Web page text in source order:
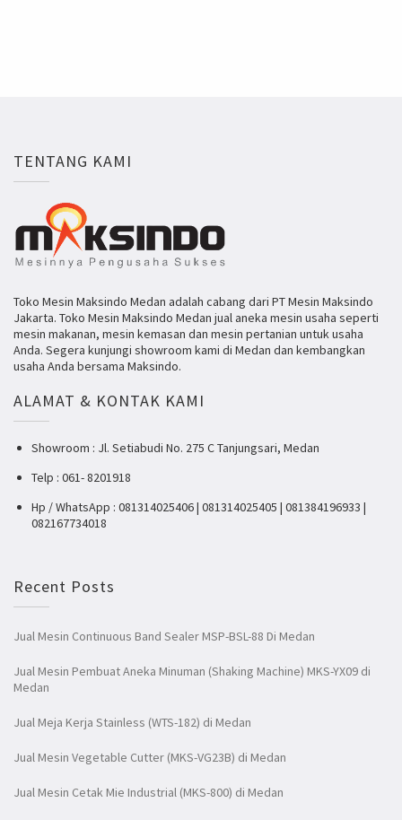
TENTANG KAMI
Toko Mesin Maksindo Medan adalah cabang dari PT Mesin Maksindo
Jakarta. Toko Mesin Maksindo Medan jual aneka mesin usaha seperti
mesin makanan, mesin kemasan dan mesin pertanian untuk usaha
Anda. Segera kunjungi showroom kami di Medan dan kembangkan
usaha Anda bersama Maksindo.
ALAMAT & KONTAK KAMI
Showroom : Jl. Setiabudi No. 275 C Tanjungsari, Medan
Telp : 061- 8201918
Hp / WhatsApp : 081314025406 | 081314025405 | 081384196933 |
082167734018
Recent Posts
Jual Mesin Continuous Band Sealer MSP-BSL-88 Di Medan
Jual Mesin Pembuat Aneka Minuman (Shaking Machine) MKS-YX09 di
Medan
Jual Meja Kerja Stainless (WTS-182) di Medan
Jual Mesin Vegetable Cutter (MKS-VG23B) di Medan
Jual Mesin Cetak Mie Industrial (MKS-800) di Medan